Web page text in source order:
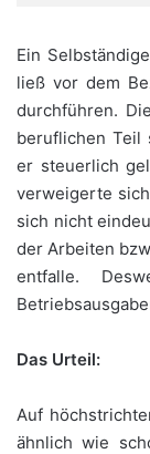
Ein
ließ vor dem
durchführen.
beruflichen Teil
er steuerlich
verweigerte
sich nicht
der Arbeiten
entfalle.
Das Urteil:
Auf
ähnlich wie